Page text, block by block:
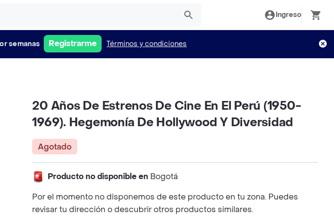
Ingreso
semanas Registrarme Términos y condiciones
20 Años De Estrenos De Cine En El Perú (1950-
1969). Hegemonía De Hollywood Y Diversidad
Agotado
Producto no disponible en Bogotá
Por el momento no disponemos de este producto en tu zona. Puedes
revisar tu dirección o descubrir otros productos similares.